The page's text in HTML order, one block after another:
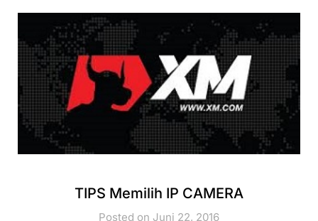
TIPS Memilih IP CAMERA
Posted on Juni 22, 2016